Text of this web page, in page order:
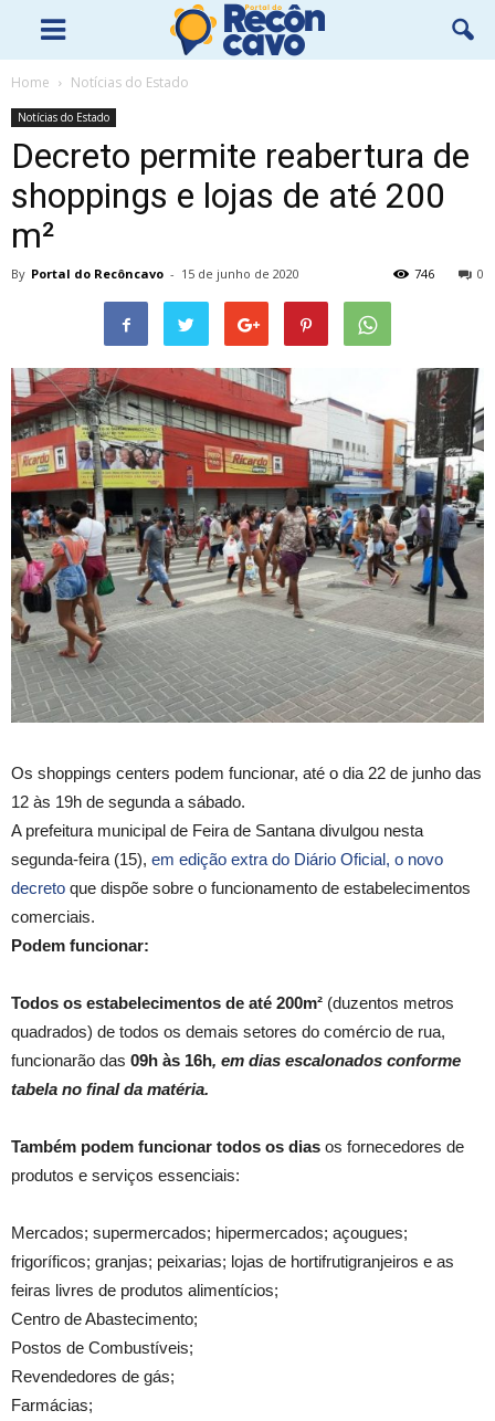
Home Notícias do Estado
Notícias do Estado
Decreto permite reabertura de
shoppings e lojas de até 200
m²
By Portal do Recôncavo - 15 de junho de 2020 0
746
Os shoppings centers podem funcionar, até o dia 22 de junho das
12 às 19h de segunda a sábado.
A prefeitura municipal de Feira de Santana divulgou nesta
segunda-feira (15), em edição extra do Diário Oficial, o novo
decreto que dispõe sobre o funcionamento de estabelecimentos
comerciais.
Podem funcionar:
Todos os estabelecimentos de até 200m² (duzentos metros
quadrados) de todos os demais setores do comércio de rua,
funcionarão das 09h às 16h, em dias escalonados conforme
tabela no final da matéria.
Também podem funcionar todos os dias os fornecedores de
produtos e serviços essenciais:
Mercados; supermercados; hipermercados; açougues;
frigoríficos; granjas; peixarias; lojas de hortifrutigranjeiros e as
feiras livres de produtos alimentícios;
Centro de Abastecimento;
Postos de Combustíveis;
Revendedores de gás;
Farmácias;